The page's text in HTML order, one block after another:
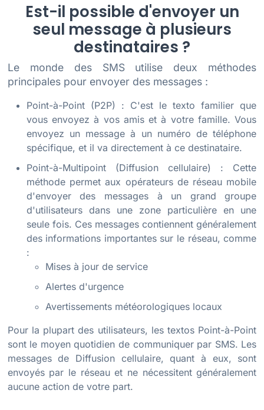
Est-il possible d'envoyer un
seul message à plusieurs
destinataires ?
Le monde des SMS utilise deux méthodes
principales pour envoyer des messages :
Point-à-Point (P2P) : C'est le texto familier que
vous envoyez à vos amis et à votre famille. Vous
envoyez un message à un numéro de téléphone
spécifique, et il va directement à ce destinataire.
Point-à-Multipoint (Diffusion cellulaire) : Cette
méthode permet aux opérateurs de réseau mobile
d'envoyer des messages à un grand groupe
d'utilisateurs dans une zone particulière en une
seule fois. Ces messages contiennent généralement
des informations importantes sur le réseau, comme
:
Mises à jour de service
Alertes d'urgence
Avertissements météorologiques locaux
Pour la plupart des utilisateurs, les textos Point-à-Point
sont le moyen quotidien de communiquer par SMS. Les
messages de Diffusion cellulaire, quant à eux, sont
envoyés par le réseau et ne nécessitent généralement
aucune action de votre part.